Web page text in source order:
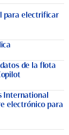
para electrificar
de la flota
International
electrónico para